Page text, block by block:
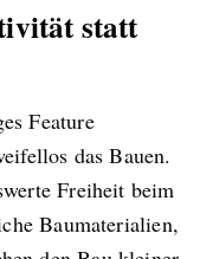
statt
Feature
das Bauen.
Freiheit beim
Baumaterialien,